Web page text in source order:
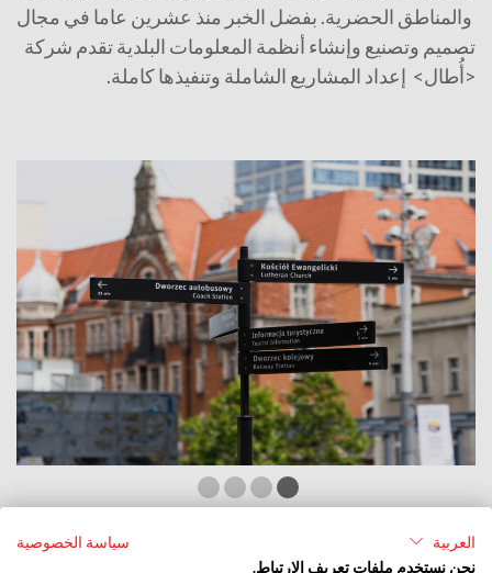
والمناطق الحضرية. بفضل الخبر منذ عشرين عاما في مجال
تصميم وتصنيع وإنشاء أنظمة المعلومات البلدية تقدم شركة
<أُطال> إعداد المشاريع الشاملة وتنفيذها كاملة.
العربية
سياسة الخصوصية
نحن نستخدم ملفات تعريف الارتباط.